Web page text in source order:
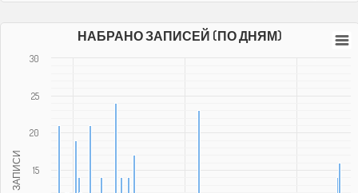
ЗАПИСИ
НАБРАНО ЗАПИСЕЙ (ПО ДНЯМ)
15
20
25
30